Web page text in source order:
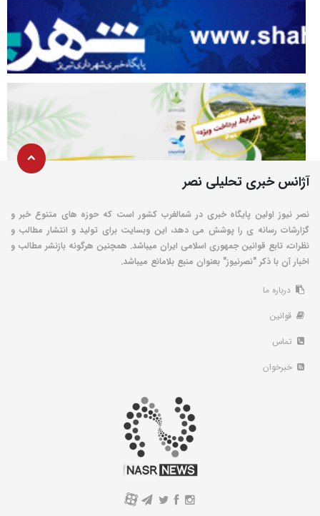
آژانس خبری تحلیلی نصر
نصر نیوز اولین پایگاه خبری در شمالغرب کشور است که حوزه های متنوع خبر و
گزارشات رسانه ی را پوشش می دهد، این وبسایت برای تولید و انتشار مطالب و
نظرات، تابع قوانین جمهوری اسلامی ایران میباشد. همچنین هرگونه بازنشر مطالب و
اخبار آن با ذکر "نصرنیوز" بعنوان منبع بلامانع میباشد.
درباره ما
قوانین
تماس
خبرخوان
A